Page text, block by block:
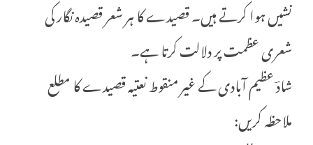
نشیں ہوا کرتے ہیں۔ قصیدے کا ہر شعر قصیدہ نگار کی
شعری عظمت پر دلالت کرتا ہے۔
شادؔ عظیم آبادی کے غیر منقوط نعتیہ قصیدے کا مطلع
ملاحظہ کریں: